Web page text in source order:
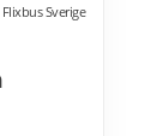
Flixbus Sverige